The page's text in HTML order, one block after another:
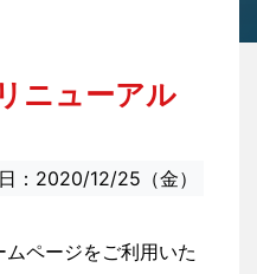
ニューアル
：2020/12/25（金）
ページをご利用いた